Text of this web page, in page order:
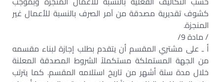
كشوف تقديرية مصدقة من آمر الصرف بالنسبة للأعمال غير
المنجزة.
/ مادة 9/
أ ـ على مشتري المقسم أن يتقدم بطلب إجازة لبناء مقسمه
من الجهة المستملكة مستكملاً الشروط المصدقة المعلنة
خلال مدة ستة أشهر من تاريخ استلامه المقسم. كما يترتب